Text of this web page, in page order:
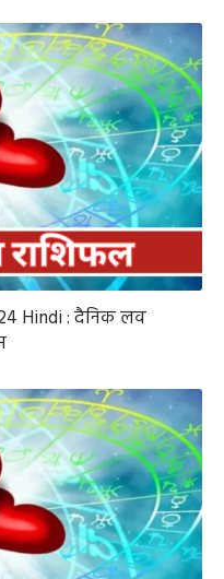
Hindi : दैनिक लव